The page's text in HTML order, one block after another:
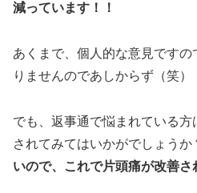
減っています！！
あくまで、個人的な意見です
りませんのであしからず（笑）
でも、返事通で悩まれている
されてみてはいかがでしょうか
いので、これで片頭痛が改善さ